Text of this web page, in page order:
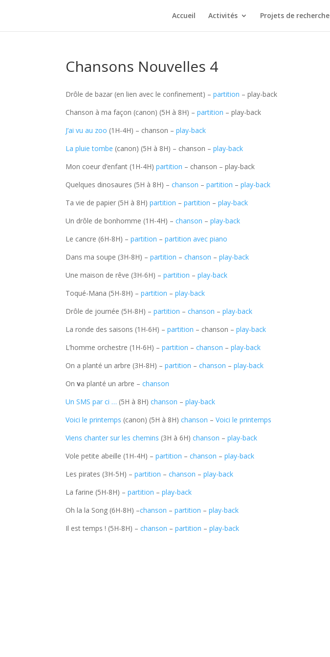
Accueil Activités Projets de recherche
Chansons Nouvelles 4
Drôle de bazar (en lien avec le confinement) –partition – play-back
Chanson à ma façon (canon) (5H à 8H) –partition – play-back
J’ai vu au zoo (1H-4H) – chanson –play-back
La pluie tombe (canon) (5H à 8H) – chanson –play-back
Mon coeur d’enfant (1H-4H)partition – chanson – play-back
Quelques dinosaures (5H à 8H) –chanson –partition –play-back
Ta vie de papier (5H à 8H)partition –partition –play-back
Un drôle de bonhomme (1H-4H) –chanson –play-back
Le cancre (6H-8H) –partition –partition avec piano
Dans ma soupe (3H-8H) –partition –chanson –play-back
Une maison de rêve (3H-6H) –partition –play-back
Toqué-Mana (5H-8H) –partition –play-back
Drôle de journée (5H-8H) –partition –chanson –play-back
La ronde des saisons (1H-6H) –partition – chanson –play-back
L’homme orchestre (1H-6H) –partition –chanson –play-back
On a planté un arbre (3H-8H) –partition –chanson –play-back
Onva planté un arbre –chanson
Un SMS par ci … (5H à 8H)chanson –play-back
Voici le printemps (canon) (5H à 8H)chanson –Voici le printemps
Viens chanter sur les chemins (3H à 6H)chanson –play-back
Vole petite abeille (1H-4H) –partition –chanson –play-back
Les pirates (3H-5H) –partition –chanson –play-back
La farine (5H-8H) –partition –play-back
Oh la la Song (6H-8H) –chanson –partition –play-back
Il est temps ! (5H-8H) –chanson –partition –play-back